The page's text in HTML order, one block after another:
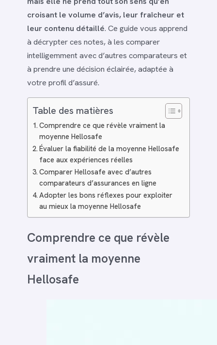
croisant le volume d’avis, leur fraîcheur et
leur contenu détaillé. Ce guide vous apprend
à décrypter ces notes, à les comparer
intelligemment avec d’autres comparateurs et
à prendre une décision éclairée, adaptée à
votre profil d’assuré.
Table des matières
Comprendre ce que révèle vraiment la
moyenne Hellosafe
Évaluer la fiabilité de la moyenne Hellosafe
face aux expériences réelles
Comparer Hellosafe avec d’autres
comparateurs d’assurances en ligne
Adopter les bons réflexes pour exploiter
au mieux la moyenne Hellosafe
Comprendre ce que révèle
vraiment la moyenne
Hellosafe